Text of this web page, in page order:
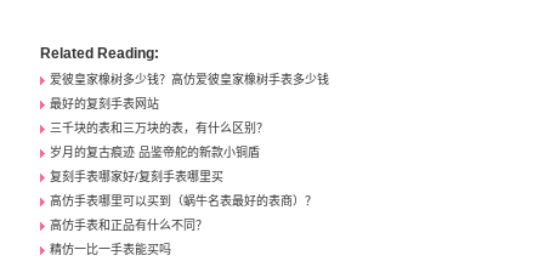
Related Reading:
爱彼皇家橡树多少钱？高仿爱彼皇家橡树手表多少钱
最好的复刻手表网站
三千块的表和三万块的表，有什么区别？
岁月的复古痕迹 品鉴帝舵的新款小铜盾
复刻手表哪家好/复刻手表哪里买
高仿手表哪里可以买到（蜗牛名表最好的表商）？
高仿手表和正品有什么不同？
精仿一比一手表能买吗